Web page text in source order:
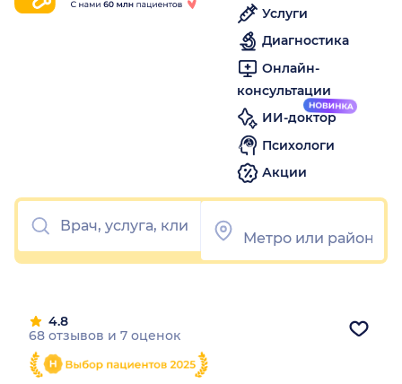
Услуги
Диагностика
Онлайн-
консультации
ИИ-доктор
Психологи
Акции
4.8
68 отзывов и 7 оценок